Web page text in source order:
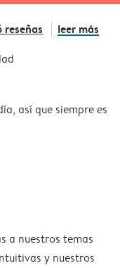
reseñas leer más
así que siempre es
a nuestros temas
y nuestros